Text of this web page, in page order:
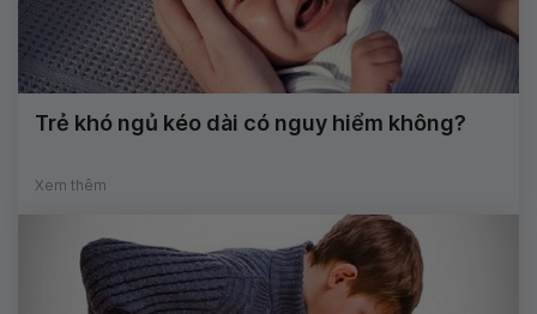
Trẻ khó ngủ kéo dài có nguy hiểm không?
Xem thêm